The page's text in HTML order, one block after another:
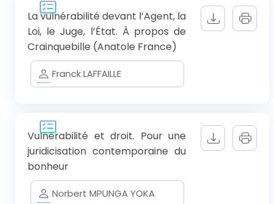
La vulnérabilité devant l’Agent, la
Loi, le Juge, l’État. À propos de
Crainquebille (Anatole France)
Franck LAFFAILLE
Vulnérabilité et droit. Pour une
juridicisation contemporaine du
bonheur
Norbert MPUNGA YOKA